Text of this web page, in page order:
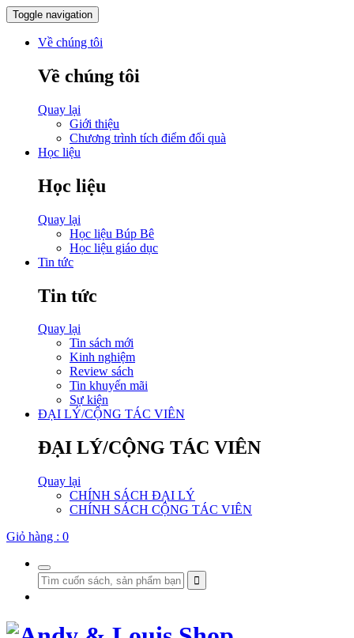
Toggle navigation
Về chúng tôi
Về chúng tôi
Quay lại
Giới thiệu
Chương trình tích điểm đổi quà
Học liệu
Học liệu
Quay lại
Học liệu Búp Bê
Học liệu giáo dục
Tin tức
Tin tức
Quay lại
Tin sách mới
Kinh nghiệm
Review sách
Tin khuyến mãi
Sự kiện
ĐẠI LÝ/CỘNG TÁC VIÊN
ĐẠI LÝ/CỘNG TÁC VIÊN
Quay lại
CHÍNH SÁCH ĐẠI LÝ
CHÍNH SÁCH CỘNG TÁC VIÊN
Giỏ hàng : 0